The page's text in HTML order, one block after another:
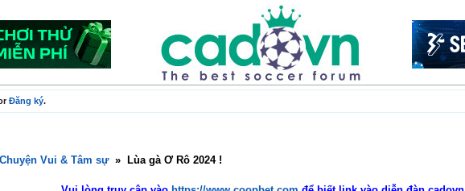
Đăng ký.
Vui & Tâm sự » Lùa gà Ơ Rô 2024 !